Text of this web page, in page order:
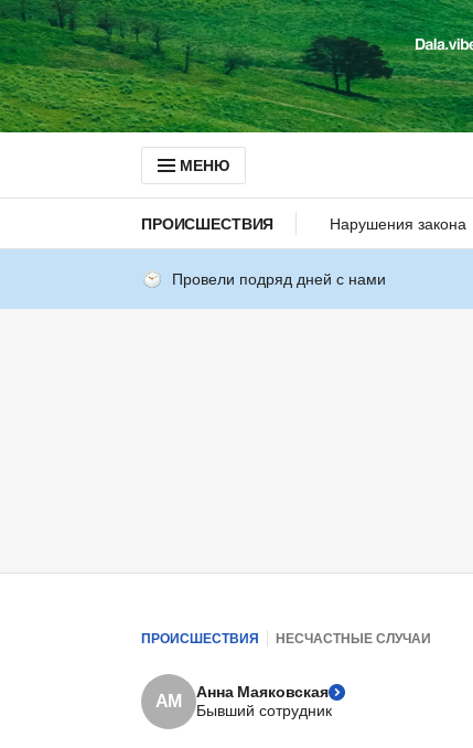
МЕНЮ
ПРОИСШЕСТВИЯ Нарушения закона
Провели подряд дней с нами
ПРОИСШЕСТВИЯ НЕСЧАСТНЫЕ СЛУЧАИ
АМ
Анна Маяковская
Бывший сотрудник